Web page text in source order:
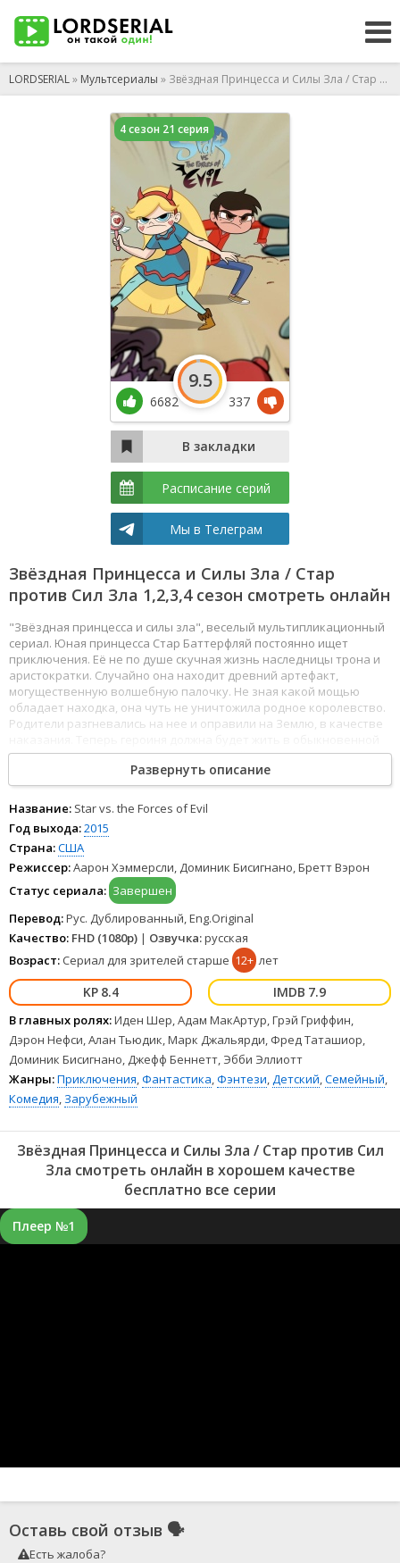
LORDSERIAL» Мультсериалы » Звёздная Принцесса и Силы Зла / Стар против Сил Зла
Звёздная Принцесса и Силы Зла / Стар
против Сил Зла 1,2,3,4 сезон смотреть онлайн
"Звёздная принцесса и силы зла", веселый мультипликационный
сериал. Юная принцесса Стар Баттерфляй постоянно ищет
приключения. Её не по душе скучная жизнь наследницы трона и
аристократки. Случайно она находит древний артефакт,
могущественную волшебную палочку. Не зная какой мощью
обладает находка, она чуть не уничтожила родное королевство.
Родители разгневались на нее и оправили на Землю, в качестве
семье и ходить в школу. Но неугомонный дух и жажда
приключений никуда не делись. Смотреть Звёздная Принцесса и
Силы Зла / Стар против Сил Зла все серии сериала подряд онлайн
бесплатно в хорошем качестве онлайн FullHD 1080p полностью на
Развернуть описание
Название: Star vs. the Forces of Evil
Год выхода:2015
Страна:США
Режиссер:Аарон Хэммерсли, Доминик Бисигнано, Бретт Вэрон
Статус сериала: Завершен
Перевод:Рус. Дублированный, Eng.Original
Качество: FHD (1080p) | Озвучка:русская
Возраст: Сериал для зрителей старше 12+ лет
8.4 7.9
В главных ролях:Иден Шер, Адам МакАртур, Грэй Гриффин,
Дэрон Нефси, Алан Тьюдик, Марк Джальярди, Фред Таташиор,
Доминик Бисигнано, Джефф Беннетт, Эбби Эллиотт
Жанры:Приключения,Фантастика,Фэнтези,Детский,Семейный,
Комедия, Зарубежный
4 сезон 21 серия
6682
9.5
337
Расписание серий
Мы в Телеграм
Звёздная Принцесса и Силы Зла / Стар против Сил
Зла смотреть онлайн в хорошем качестве
бесплатно все серии
Плеер №1
Оставь свой отзыв 🗣
Есть жалоба?